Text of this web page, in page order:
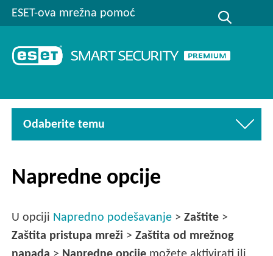
ESET-ova mrežna pomoć
Odaberite temu
Napredne opcije
U opciji Napredno podešavanje >Zaštite >
Zaštita pristupa mreži >Zaštita od mrežnog